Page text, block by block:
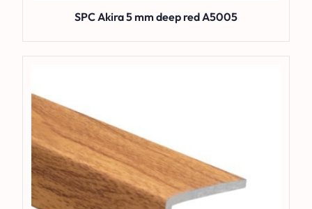
SPC Akira 5 mm deep red A5005